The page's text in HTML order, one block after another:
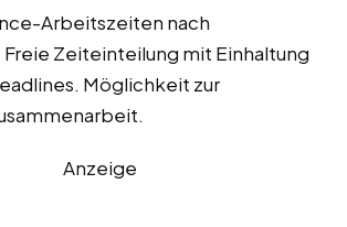
Arbeitszeiten nach
Zeiteinteilung mit Einhaltung
Möglichkeit zur
Anzeige